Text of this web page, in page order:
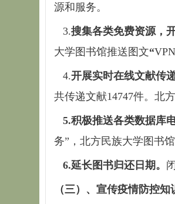
源和服务。
3.搜集各类免费资源，
大学图书馆推送图文“
4.开展实时在线文献传
共传递文献14747件。北
5.积极推送各类数据库
务”，北方民族大学图书
6.延长图书归还日期。
（三）、宣传疫情防控